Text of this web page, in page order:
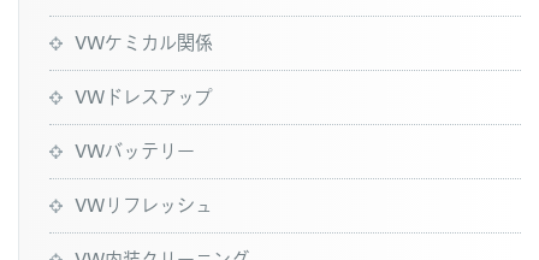
VWケミカル関係
VWドレスアップ
VWバッテリー
VWリフレッシュ